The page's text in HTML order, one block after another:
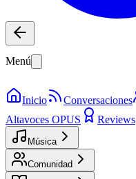
Menú
Inicio Conversaciones
Altavoces OPUS
Reviews
Música
Comunidad